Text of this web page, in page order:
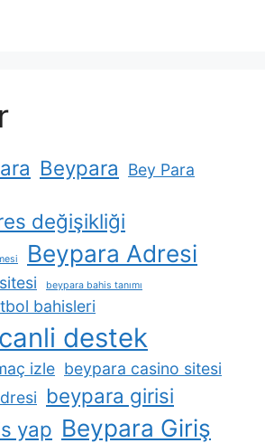
Beypara
Bey Para
değişikliği
Beypara Adresi
beypara bahis tanımı
bahisleri
destek
izle beypara casino sitesi
beypara girisi
yap Beypara Giriş